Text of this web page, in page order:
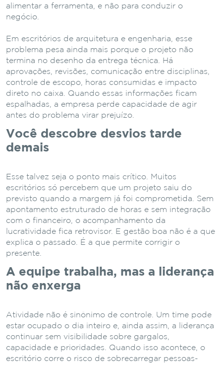
alimentar a ferramenta, e não para conduzir o
negócio.
Em escritórios de arquitetura e engenharia, esse
problema pesa ainda mais porque o projeto não
termina no desenho da entrega técnica. Há
aprovações, revisões, comunicação entre disciplinas,
controle de escopo, horas consumidas e impacto
direto no caixa. Quando essas informações ficam
espalhadas, a empresa perde capacidade de agir
antes do problema virar prejuízo.
Você descobre desvios tarde
demais
Esse talvez seja o ponto mais crítico. Muitos
escritórios só percebem que um projeto saiu do
previsto quando a margem já foi comprometida. Sem
apontamento estruturado de horas e sem integração
com o financeiro, o acompanhamento da
lucratividade fica retrovisor. E gestão boa não é a que
explica o passado. É a que permite corrigir o
presente.
A equipe trabalha, mas a liderança
não enxerga
Atividade não é sinônimo de controle. Um time pode
estar ocupado o dia inteiro e, ainda assim, a liderança
continuar sem visibilidade sobre gargalos,
capacidade e prioridades. Quando isso acontece, o
escritório corre o risco de sobrecarregar pessoas-